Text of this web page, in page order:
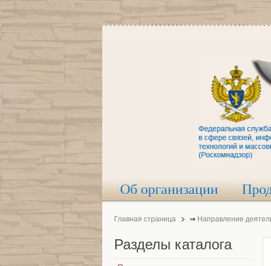
Об организации
Главная страница ⇒ Направление
Разделы каталога